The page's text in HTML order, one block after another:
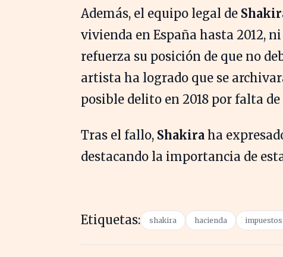
Además, el equipo legal de
vivienda en España hasta 2012,
refuerza su posición de que no
artista ha logrado que se
posible delito en 2018 por falta de
Tras el fallo, Shakira ha
destacando la importancia de
Etiquetas: shakira hacienda impuestos